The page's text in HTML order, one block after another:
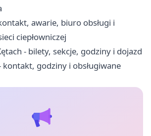
awarie, biuro obsługi i
ciepłowniczej
- bilety, sekcje, godziny i dojazd
kontakt, godziny i obsługiwane